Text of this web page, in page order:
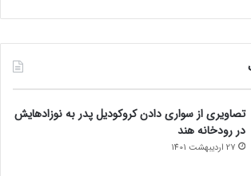
تصاویری از سواری دادن کروکودیل پدر به نوزادهایش
در رودخانه هند
27 اردیبهشت 1401